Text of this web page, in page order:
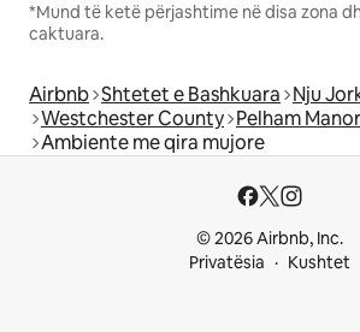
*Mund të ketë përjashtime në disa zona
caktuara.
Airbnb Shtetet e Bashkuara Nju
Westchester County Pelham Manor
Ambiente me qira mujore
© 2026 Airbnb, Inc.
Privatësia
Kushtet